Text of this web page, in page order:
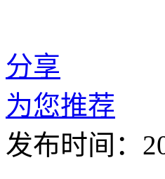
分享
为您推荐
发布时间：